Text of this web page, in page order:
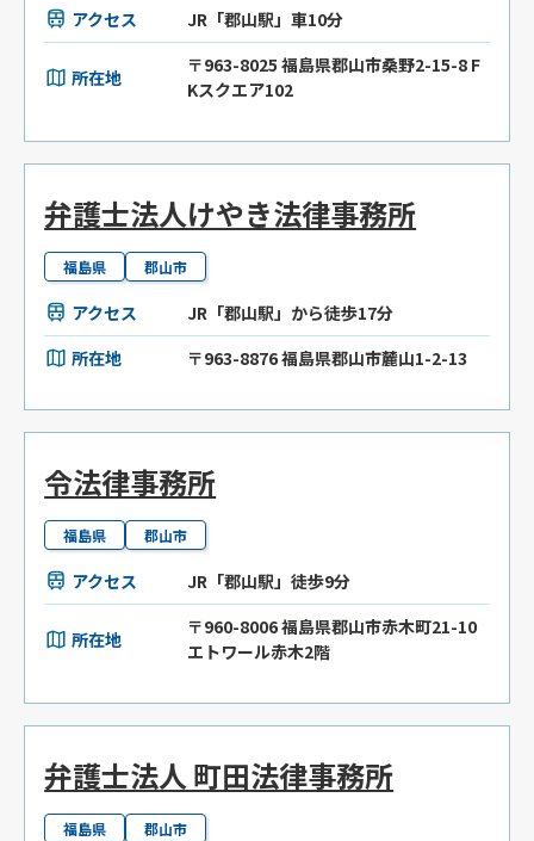
アクセス JR「郡山駅」車10分
所在地
〒963-8025 福島県郡山市桑野2-15-8 F
Kスクエア102
弁護士法人けやき法律事務所
福島県 郡山市
アクセス
JR「郡山駅」から徒歩17分
所在地
〒963-8876 福島県郡山市麓山1-2-13
令法律事務所
福島県 郡山市
アクセス JR「郡山駅」徒歩9分
所在地
〒960-8006 福島県郡山市赤木町21-10
エトワール赤木2階
弁護士法人 町田法律事務所
福島県 郡山市